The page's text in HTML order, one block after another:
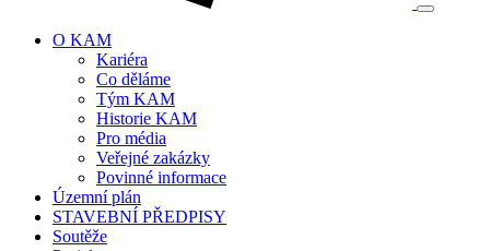
O KAM
Kariéra
Co děláme
Tým KAM
Historie KAM
Pro média
Veřejné zakázky
Povinné informace
Územní plán
STAVEBNÍ PŘEDPISY
Soutěže